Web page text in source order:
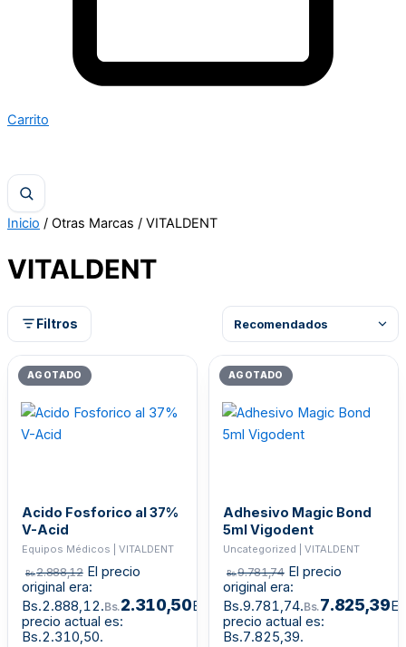
Carrito
Inicio / Otras Marcas / VITALDENT
VITALDENT
Filtros
AGOTADO
Acido Fosforico al 37%
V-Acid
Equipos Médicos | VITALDENT
Bs.2.888,12 El precio
original era:
Bs.2.888,12.Bs.2.310,50El
precio actual es:
Bs.2.310,50.
AGOTADO
Adhesivo Magic Bond
5ml Vigodent
Uncategorized | VITALDENT
Bs.9.781,74 El precio
original era:
Bs.9.781,74.Bs.7.825,39El
precio actual es:
Bs.7.825,39.